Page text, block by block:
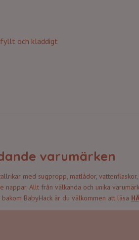
och kladdigt
varumärken
med sugpropp, matlådor, vattenflaskor,
nappar. Allt från välkända och unika
BabyHack är du välkommen att läsa